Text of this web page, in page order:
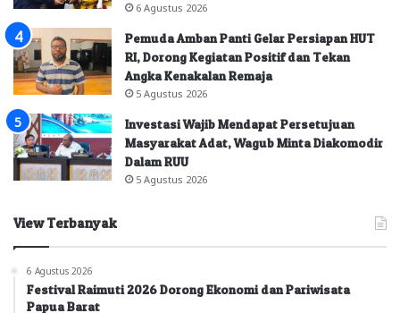
6 Agustus 2026
Pemuda Amban Panti Gelar Persiapan HUT
RI, Dorong Kegiatan Positif dan Tekan
Angka Kenakalan Remaja
5 Agustus 2026
Investasi Wajib Mendapat Persetujuan
Masyarakat Adat, Wagub Minta Diakomodir
Dalam RUU
5 Agustus 2026
View Terbanyak
6 Agustus 2026
Festival Raimuti 2026 Dorong Ekonomi dan Pariwisata
Papua Barat